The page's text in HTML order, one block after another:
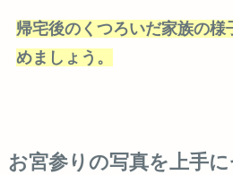
帰宅後のくつろいだ家族の様
めましょう。
お宮参りの写真を上手